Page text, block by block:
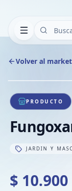
Volver al
1/1
PRODUCTO
JARDIN Y
$ 10.900